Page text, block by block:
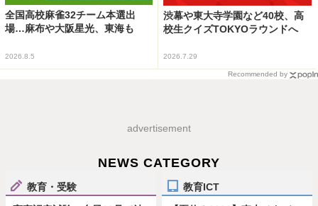
全国高校麻雀32チーム本選出
場…麻布や大阪星光、東海も
2026.8.5
渋幕や東大寺学園など40校、高
校生クイズTOKYOラウンドへ
2026.7.29
Recommended by
advertisement
NEWS CATEGORY
教育・受験 教育ICT